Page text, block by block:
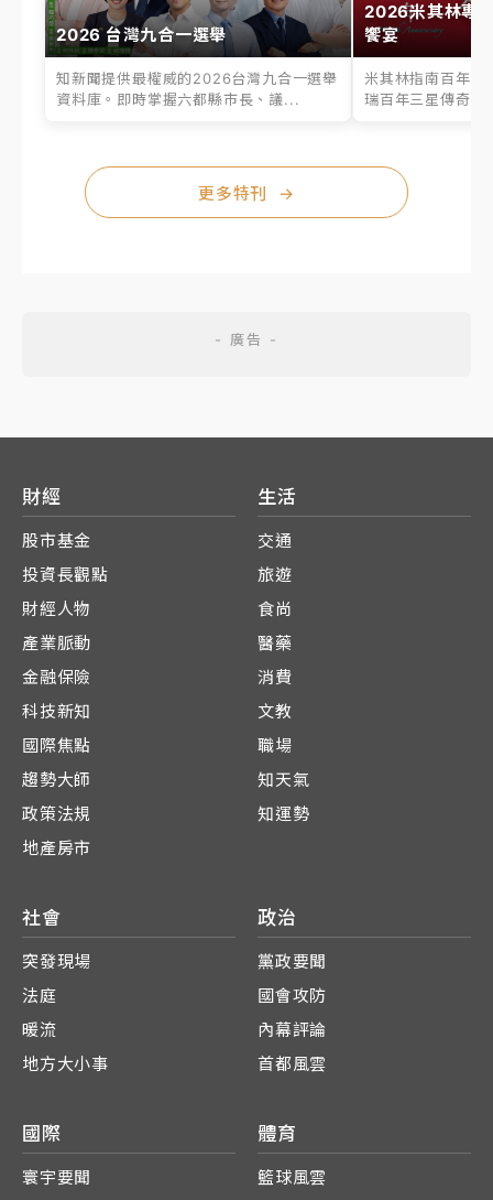
2026 台灣九合一選舉
知新聞提供最權威的2026台灣九合一選舉
資料庫。即時掌握六都縣市長、議...
2026米其林專
饗宴
米其林指南百年之
瑞百年三星傳奇、
更多特刊 →
財經
股市基金
投資長觀點
財經人物
產業脈動
金融保險
科技新知
國際焦點
趨勢大師
政策法規
地產房市
生活
交通
旅遊
食尚
醫藥
消費
文教
職場
知天氣
知運勢
社會
突發現場
法庭
暖流
地方大小事
政治
黨政要聞
國會攻防
內幕評論
首都風雲
國際
寰宇要聞
體育
籃球風雲